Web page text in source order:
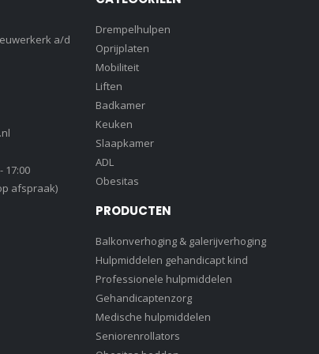
a/d
17:00
afspraak)
Drempelhulpen
Oprijplaten
Mobiliteit
Liften
Badkamer
Keuken
Slaapkamer
ADL
Obesitas
PRODUCTEN
Balkonverhoging & galerijverhoging
Hulpmiddelen gehandicapt kind
Professionele hulpmiddelen
Gehandicaptenzorg
Medische hulpmiddelen
Seniorenrollators